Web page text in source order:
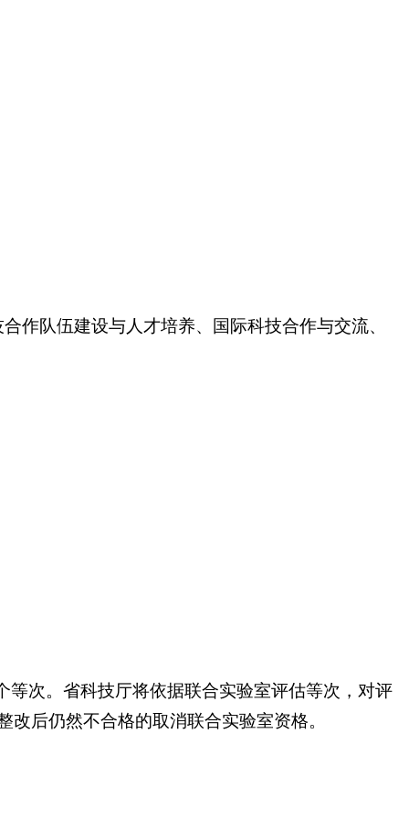
队伍建设与人才培养、国际科技合作与交流、
次。省科技厅将依据联合实验室评估等次，对评
后仍然不合格的取消联合实验室资格。